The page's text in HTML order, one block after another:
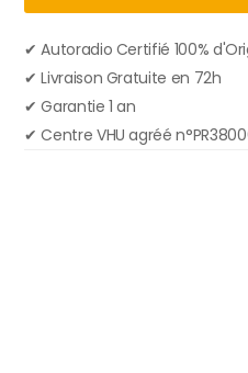
✔ Autoradio Certifié 100%
✔︎ Livraison Gratuite en 72h
✔︎ Garantie 1 an
✔︎ Centre VHU agréé